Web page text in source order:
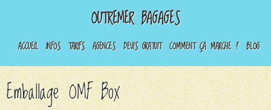
OUTREMER BAGAGES
ACCUEIL INFOS TARIFS AGENCES DEVIS GRATUIT COMMENT ÇA MARCHE ? BLOG
Emballage OMF Box